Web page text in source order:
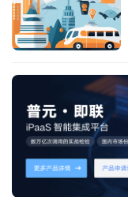
产
品
解
方
案